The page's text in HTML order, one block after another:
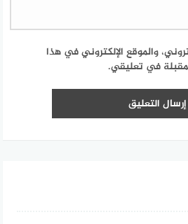
والموقع الإلكتروني في هذا
في تعليقي.